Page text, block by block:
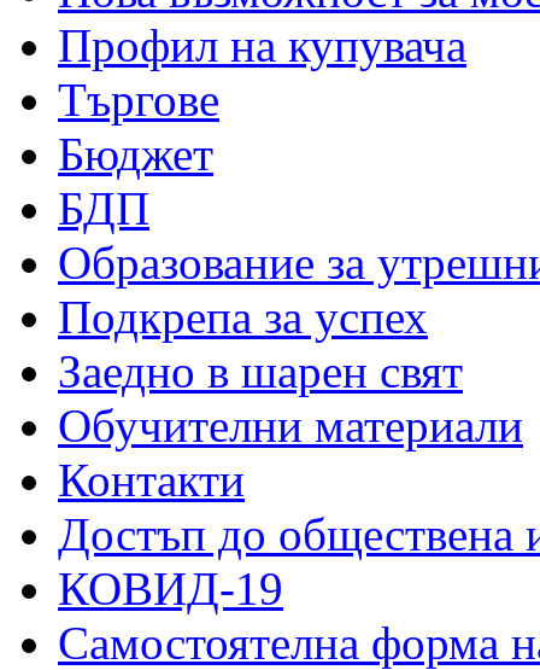
Профил на купувача
Търгове
Бюджет
БДП
Образование за
Подкрепа за успех
Заедно в шарен свят
Обучителни материали
Контакти
Достъп до обществена
КОВИД-19
Самостоятелна форма